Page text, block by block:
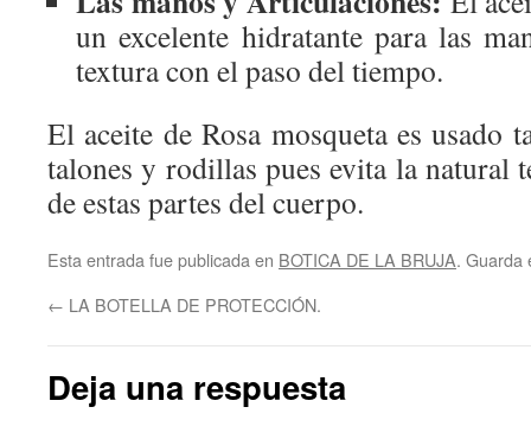
un excelente hidratante para las
textura con el paso del tiempo.
El aceite de Rosa mosqueta es usado
talones y rodillas pues evita la natural
de estas partes del cuerpo.
Esta entrada fue publicada en BOTICA DE LA BRUJA. Guarda
← LA BOTELLA DE PROTECCIÓN.
Deja una respuesta